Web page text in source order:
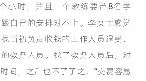
小时，并且一个教练要带8名学
自己的安排对不上。李女士感觉
当初负责收钱的工作人员退费，
教务人员。找了教务人员后，对
间，之后也不了了之。“交费容易